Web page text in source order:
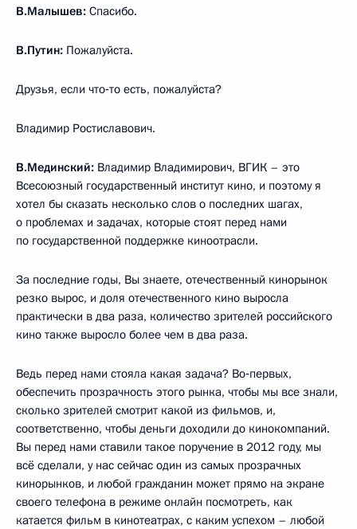
В.Малышев: Спасибо.
В.Путин: Пожалуйста.
Друзья, если что‑то есть, пожалуйста?
Владимир Ростиславович.
В.Мединский: Владимир Владимирович, ВГИК – это
Всесоюзный государственный институт кино, и поэтому я
хотел бы сказать несколько слов о последних шагах,
о проблемах и задачах, которые стоят перед нами
по государственной поддержке киноотрасли.
За последние годы, Вы знаете, отечественный кинорынок
резко вырос, и доля отечественного кино выросла
практически в два раза, количество зрителей российского
кино также выросло более чем в два раза.
Ведь перед нами стояла какая задача? Во‑первых,
обеспечить прозрачность этого рынка, чтобы мы все знали,
сколько зрителей смотрит какой из фильмов, и,
соответственно, чтобы деньги доходили до кинокомпаний.
Вы перед нами ставили такое поручение в 2012 году, мы
всё сделали, у нас сейчас один из самых прозрачных
кинорынков, и любой гражданин может прямо на экране
своего телефона в режиме онлайн посмотреть, как
катается фильм в кинотеатрах, с каким успехом – любой